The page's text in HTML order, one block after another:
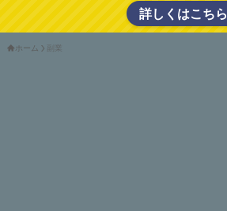
詳しくはこちら
ホーム 副業